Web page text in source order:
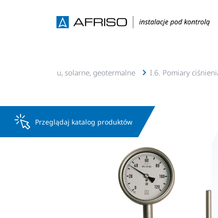
c.o., c.w.u, solarne, geotermalne I.6. Pomiary
Przeglądaj katalog produktów